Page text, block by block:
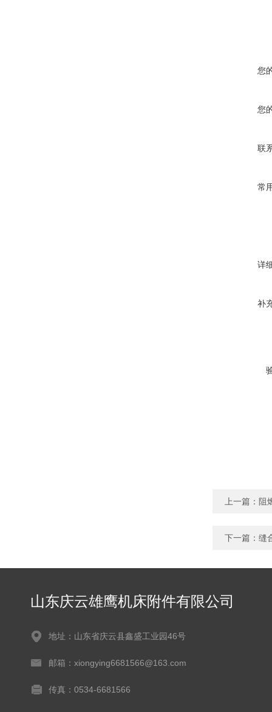
您
您
联
常
详
补
上一篇： 阻
下一篇： 缝
山东庆云雄鹰机床附件有限公司
地址：山东省庆云县鑫盛工业园46号
邮箱：xiongying6681566@163.com
传真：0534-6681566